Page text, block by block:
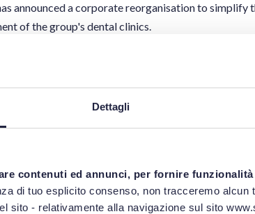
Dettagli
contenuti ed annunci, per fornire
di tuo esplicito consenso, non tracceremo alcun
sito - relativamente alla navigazione sul sito
announced a corporate reorganisation to
of the group's dental clinics.
partner) and Giorgia Verlato (associate)
published in the magazine Lawyer Monthly, in
and what to expect in the future.